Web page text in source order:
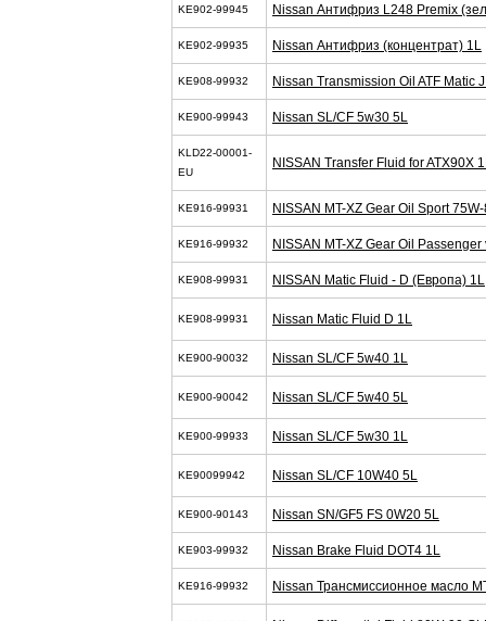
KE902-99945 Nissan Антифриз L248 Premix
KE902-99935 Nissan Антифриз (концентрат) 1L
KE908-99932 Nissan Transmission Oil ATF Matic
KE900-99943 Nissan SL/CF 5w30 5L
KLD22-00001-
EU
NISSAN Transfer Fluid for ATX90X
KE916-99931 NISSAN MT-XZ Gear Oil Sport
KE916-99932 NISSAN MT-XZ Gear Oil
KE908-99931 NISSAN Matic Fluid - D (Европа) 1L
KE908-99931 Nissan Matic Fluid D 1L
KE900-90032 Nissan SL/CF 5w40 1L
KE900-90042 Nissan SL/CF 5w40 5L
KE900-99933 Nissan SL/CF 5w30 1L
KE90099942 Nissan SL/CF 10W40 5L
KE900-90143 Nissan SN/GF5 FS 0W20 5L
KE903-99932 Nissan Brake Fluid DOT4 1L
KE916-99932 Nissan Трансмиссионное масло